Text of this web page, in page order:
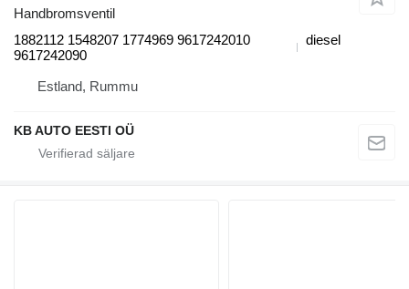
Handbromsventil
1882112 1548207 1774969 9617242010
9617242090
diesel
Estland, Rummu
KB AUTO EESTI OÜ